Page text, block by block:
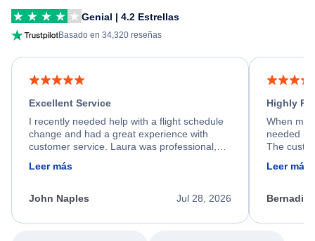
Genial | 4.2 Estrellas
Basado en 34,320 reseñas
Excellent Service
I recently needed help with a flight schedule
change and had a great experience with
customer service. Laura was professional,
friendly, and very helpful throughout the
process. She quickly found a solution and
appreciate her excellent service.
Leer más
Jul 28, 2026
John Naples
Highly
When my
needed
The
calm,
my issue.
Leer más